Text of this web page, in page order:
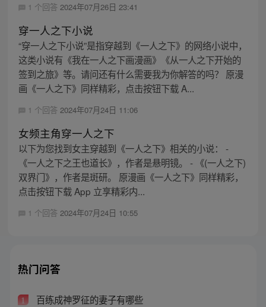
1 个回答 2024年07月26日 23:41
穿一人之下小说
“穿一人之下小说”是指穿越到《一人之下》的网络小说中，
这类小说有《我在一人之下画漫画》《从一人之下开始的
签到之旅》等。请问还有什么需要我为你解答的吗？ 原漫
画《一人之下》同样精彩，点击按钮下载 A...
1 个回答 2024年07月24日 11:06
女频主角穿一人之下
以下为您找到女主穿越到《一人之下》相关的小说： -
《一人之下之王也道长》，作者是悬明镜。 - 《(一人之下)
双界门》，作者是斑研。 原漫画《一人之下》同样精彩，
点击按钮下载 App 立享精彩内...
1 个回答 2024年07月24日 10:55
热门问答
1 百练成神罗征的妻子有哪些